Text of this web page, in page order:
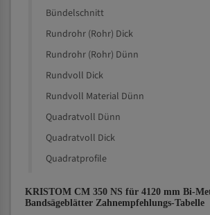
Bündelschnitt
Rundrohr (Rohr) Dick
Rundrohr (Rohr) Dünn
Rundvoll Dick
Rundvoll Material Dünn
Quadratvoll Dünn
Quadratvoll Dick
Quadratprofile
KRISTOM CM 350 NS für 4120 mm Bi-
Bandsägeblätter Zahnempfehlungs-Tabelle